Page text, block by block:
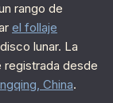
rango de
el follaje
lunar. La
registrada desde
China.